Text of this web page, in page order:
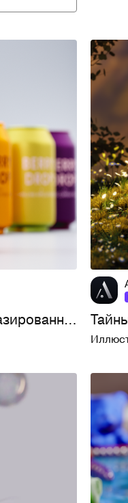
Berry Drop — концепт бренда газированных напитков